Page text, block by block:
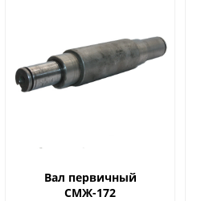
Вал первичный
СМЖ-172